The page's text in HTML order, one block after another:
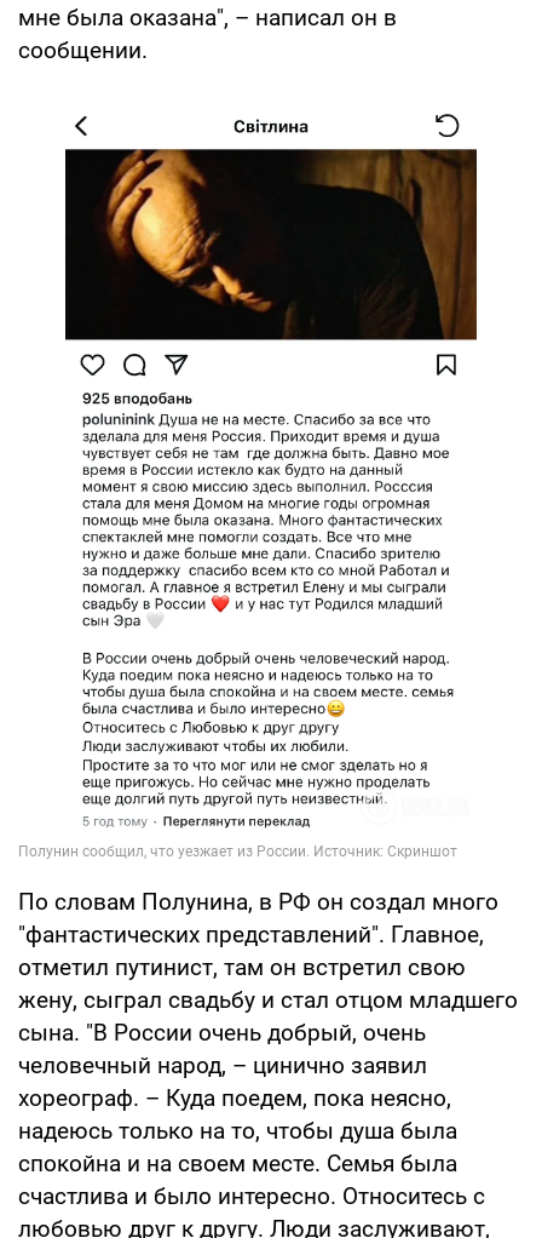
мне была оказана", – написал он в
сообщении.
По словам Полунина, в РФ он создал много
"фантастических представлений". Главное,
отметил путинист, там он встретил свою
жену, сыграл свадьбу и стал отцом младшего
сына. "В России очень добрый, очень
человечный народ, – цинично заявил
хореограф. – Куда поедем, пока неясно,
надеюсь только на то, чтобы душа была
спокойна и на своем месте. Семья была
счастлива и было интересно. Относитесь с
любовью друг к другу. Люди заслуживают,